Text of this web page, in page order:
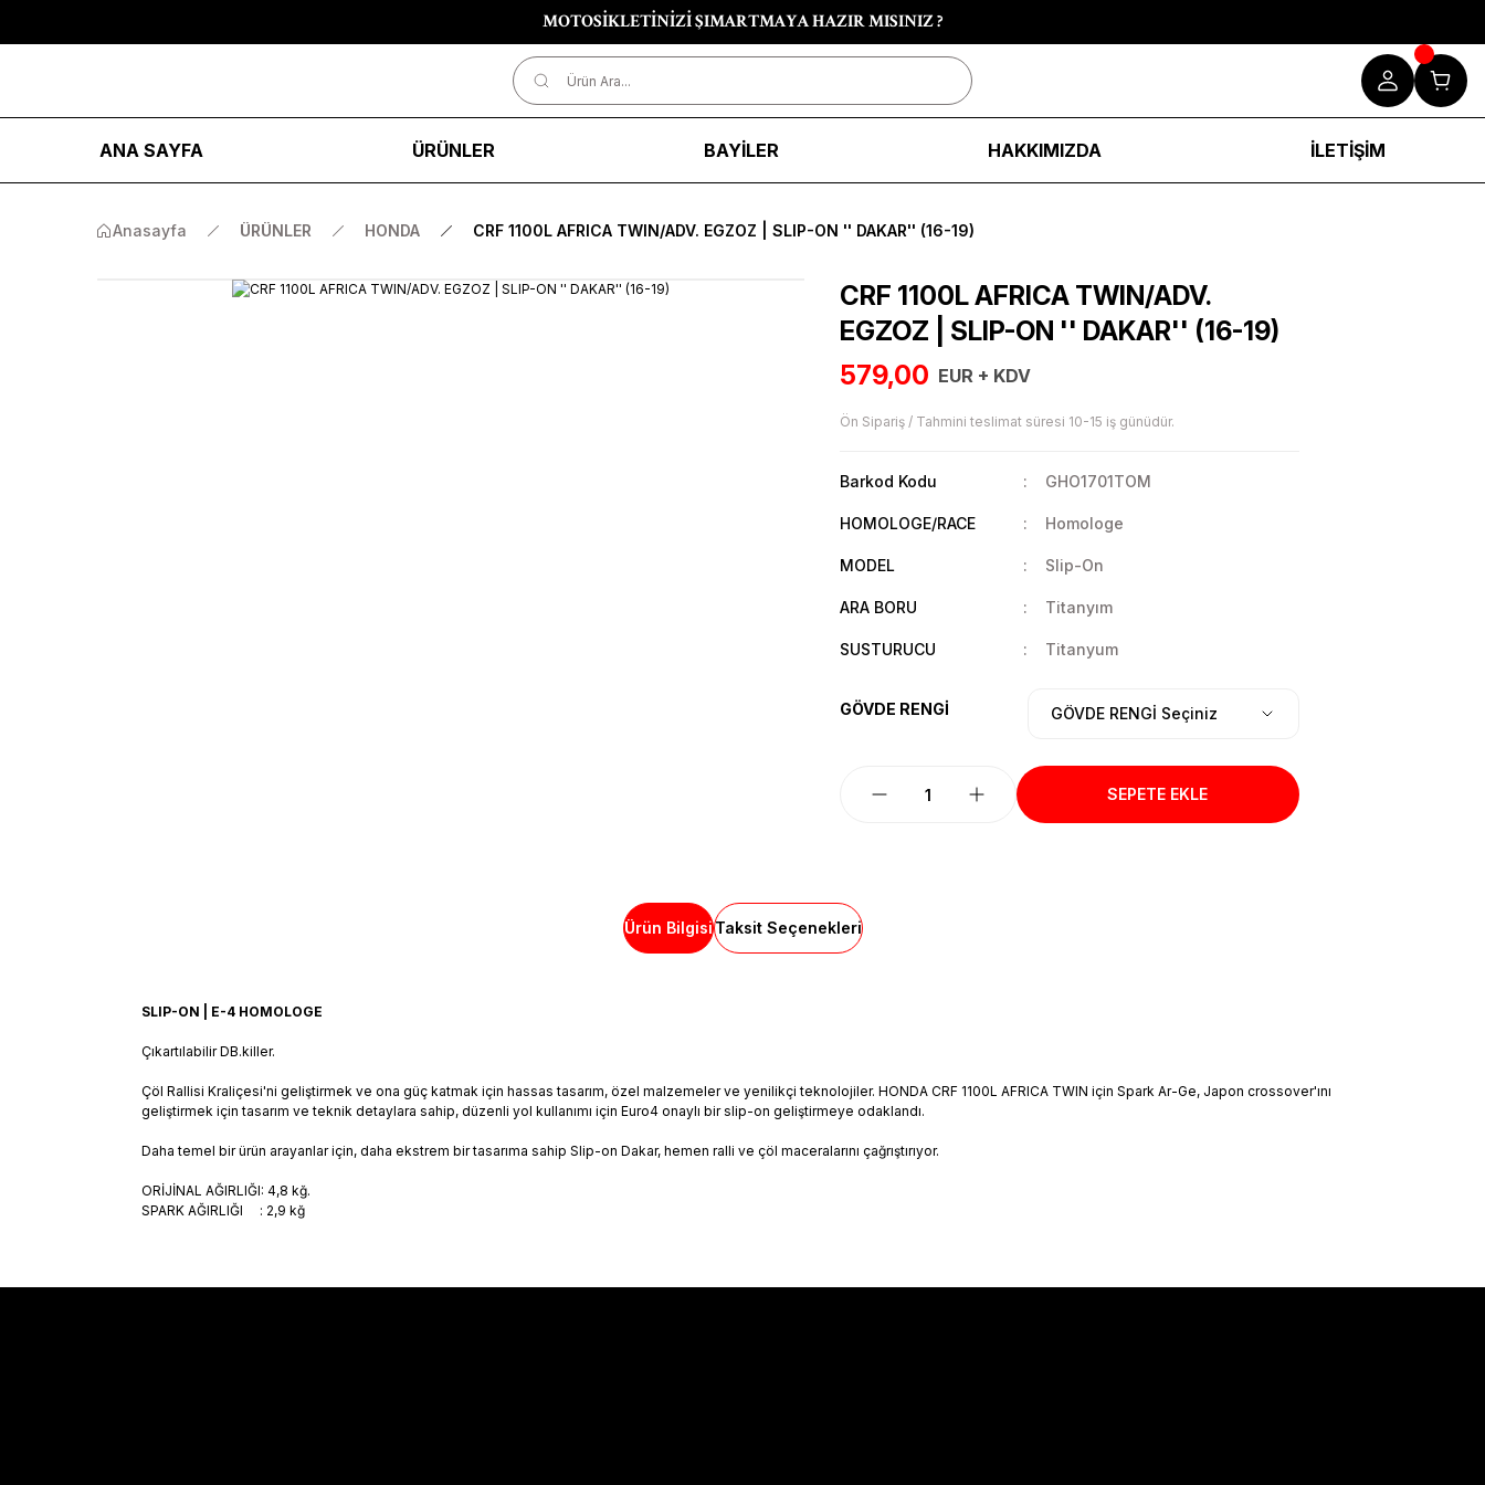
MOTOSİKLETİNİZİ ŞIMARTMAYA HAZIR MISINIZ ?
ANA SAYFA ÜRÜNLER BAYİLER HAKKIMIZDA İLETİŞİM
Anasayfa ÜRÜNLER HONDA CRF 1100L AFRICA TWIN/ADV. EGZOZ | SLIP-ON '' DAKAR'' (16-19)
CRF 1100L AFRICA TWIN/ADV.
EGZOZ | SLIP-ON '' DAKAR'' (16-19)
579,00 EUR + KDV
Ön Sipariş / Tahmini teslimat süresi 10-15 iş günüdür.
Barkod Kodu GHO1701TOM
HOMOLOGE/RACE Homologe
MODEL Slip-On
ARA BORU Titanyım
SUSTURUCU Titanyum
GÖVDE RENGİ
SEPETE EKLE
Ürün BilgisiTaksit Seçenekleri
SLIP-ON | E-4 HOMOLOGE
Çıkartılabilir DB.killer.
Çöl Rallisi Kraliçesi'ni geliştirmek ve ona güç katmak için hassas tasarım, özel malzemeler ve yenilikçi teknolojiler. HONDA CRF 1100L AFRICA TWIN için Spark Ar-Ge, Japon crossover'ını
geliştirmek için tasarım ve teknik detaylara sahip, düzenli yol kullanımı için Euro4 onaylı bir slip-on geliştirmeye odaklandı.
Daha temel bir ürün arayanlar için, daha ekstrem bir tasarıma sahip Slip-on Dakar, hemen ralli ve çöl maceralarını çağrıştırıyor.
ORİJİNAL AĞIRLIĞI: 4,8 kğ.
SPARK AĞIRLIĞI : 2,9 kğ